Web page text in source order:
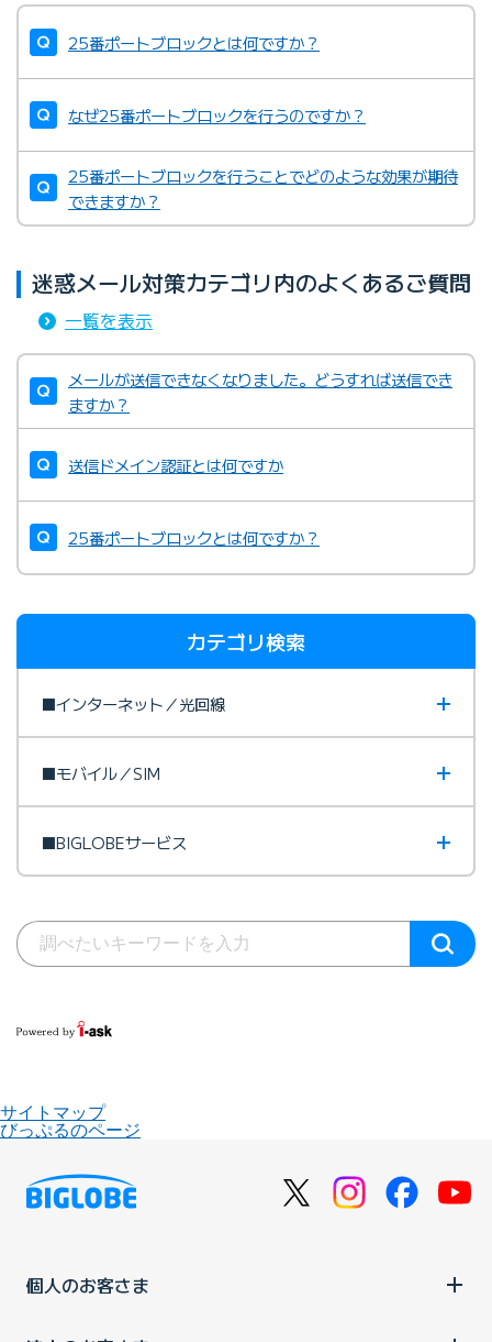
25番ポートブロックとは何ですか？
なぜ25番ポートブロックを行うのですか？
25番ポートブロックを行うことでどのような効果が期待
できますか？
迷惑メール対策カテゴリ内のよくあるご質問
一覧を表示
メールが送信できなくなりました。どうすれば送信でき
ますか？
送信ドメイン認証とは何ですか
25番ポートブロックとは何ですか？
カテゴリ検索
■インターネット／光回線
■モバイル／SIM
■BIGLOBEサービス
サイトマップ
びっぷるのページ
個人のお客さま